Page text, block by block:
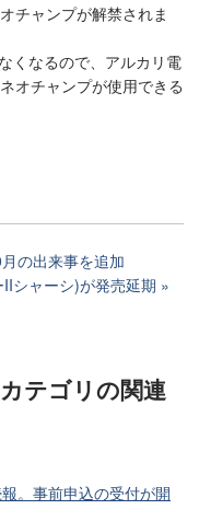
チャンプが解禁されま
くなるので、アルカリ電
オチャンプが使用できる
の出来事を追加
シャーシ)が発売延期
テゴリの関連
。事前申込の受付が開